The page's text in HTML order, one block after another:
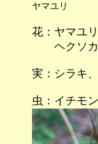
ヤマユリ
花：ヤマユ
ヘクソカ
実：シラキ
虫：イチモ